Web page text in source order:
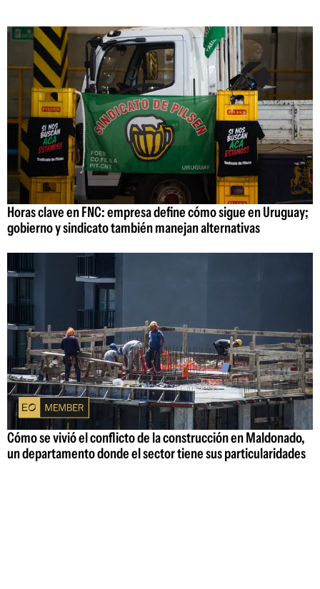
Horas clave en FNC: empresa define cómo sigue en Uruguay;
gobierno y sindicato también manejan alternativas
Cómo se vivió el conflicto de la construcción en Maldonado,
un departamento donde el sector tiene sus particularidades